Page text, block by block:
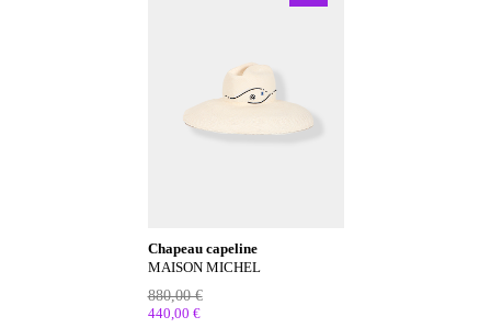
Chapeau capeline
MAISON MICHEL
880,00 €
440,00 €